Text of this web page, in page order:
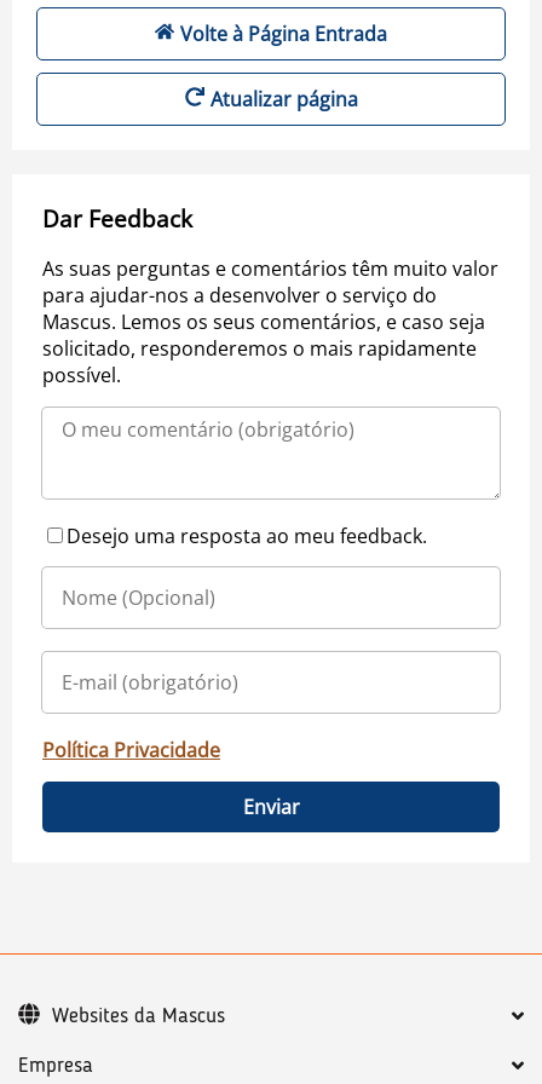
Volte à Página Entrada
Atualizar página
Dar Feedback
As suas perguntas e comentários têm muito valor
para ajudar-nos a desenvolver o serviço do
Mascus. Lemos os seus comentários, e caso seja
solicitado, responderemos o mais rapidamente
possível.
Desejo uma resposta ao meu feedback.
Política Privacidade
Enviar
Empresa
Websites da Mascus